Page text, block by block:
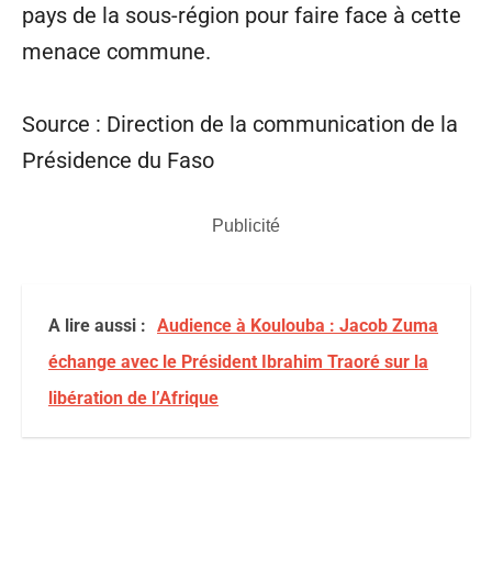
pays de la sous-région pour faire face à cette
menace commune.
Source : Direction de la communication de la
Présidence du Faso
Publicité
A lire aussi : Audience à Koulouba : Jacob Zuma
échange avec le Président Ibrahim Traoré sur la
libération de l’Afrique